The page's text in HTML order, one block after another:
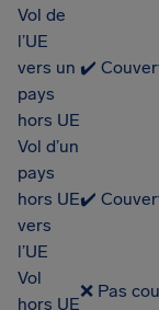
Vol de
l’UE
vers un
pays
hors UE
✔️
Vol d’un
pays
hors UE
vers
l’UE
✔️
Vol
hors UE
❌ Pas